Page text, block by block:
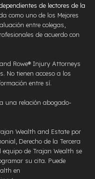
de lectores de la
como uno de los Mejores
entre colegas,
de acuerdo con
Rowe® Injury Attorneys
No tienen acceso a los
entre sí.
una relación abogado-
Wealth and Estate por
Derecho de la Tercera
equipo de Trajan Wealth se
su cita. Puede
en